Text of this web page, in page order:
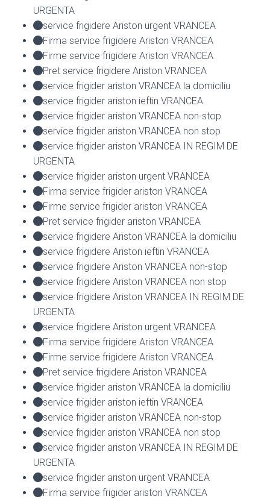
URGENTA
service frigidere Ariston urgent VRANCEA
Firma service frigidere Ariston VRANCEA
Firme service frigidere Ariston VRANCEA
Pret service frigidere Ariston VRANCEA
service frigider ariston VRANCEA la domiciliu
service frigider ariston ieftin VRANCEA
service frigider ariston VRANCEA non-stop
service frigider ariston VRANCEA non stop
service frigider ariston VRANCEA IN REGIM DE
URGENTA
service frigider ariston urgent VRANCEA
Firma service frigider ariston VRANCEA
Firme service frigider ariston VRANCEA
Pret service frigider ariston VRANCEA
service frigidere Ariston VRANCEA la domiciliu
service frigidere Ariston ieftin VRANCEA
service frigidere Ariston VRANCEA non-stop
service frigidere Ariston VRANCEA non stop
service frigidere Ariston VRANCEA IN REGIM DE
URGENTA
service frigidere Ariston urgent VRANCEA
Firma service frigidere Ariston VRANCEA
Firme service frigidere Ariston VRANCEA
Pret service frigidere Ariston VRANCEA
service frigider ariston VRANCEA la domiciliu
service frigider ariston ieftin VRANCEA
service frigider ariston VRANCEA non-stop
service frigider ariston VRANCEA non stop
service frigider ariston VRANCEA IN REGIM DE
URGENTA
service frigider ariston urgent VRANCEA
Firma service frigider ariston VRANCEA